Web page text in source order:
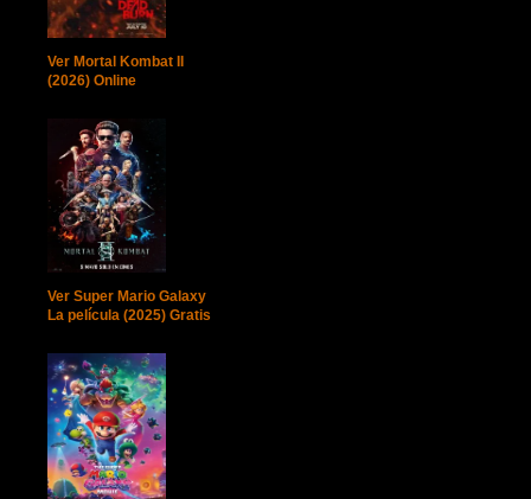
Ver Mortal Kombat II
(2026) Online
Ver Super Mario Galaxy
La película (2025) Gratis